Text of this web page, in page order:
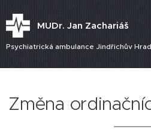
MUDr. Jan Zachariáš
Psychiatrická ambulance Jindřichův
Změna